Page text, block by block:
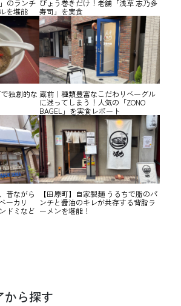
のランチ
を堪能
ぴょう巻きだけ！老舗「浅草 志乃多
寿司」を実食
で独創的な 蔵前｜種類豊富なこだわりベーグル
に迷ってしまう！人気の「ZONO
BAGEL」を実食レポート
昔ながら
ーカリ
ドミなど
【田原町】自家製麺 うるちで脂のパ
ンチと醤油のキレが共存する背脂ラ
ーメンを堪能！
から探す